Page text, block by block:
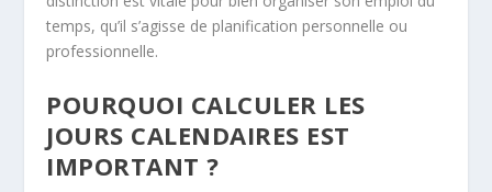
temps, qu’il s’agisse de planification personnelle ou
professionnelle.
POURQUOI CALCULER LES
JOURS CALENDAIRES EST
IMPORTANT ?